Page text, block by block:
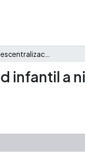
infantil a